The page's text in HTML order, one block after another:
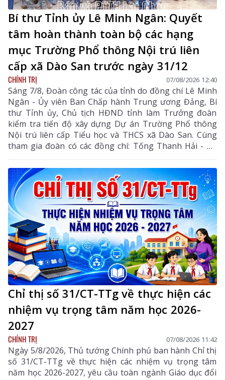
Bí thư Tỉnh ủy Lê Minh Ngân: Quyết
tâm hoàn thành toàn bộ các hạng
mục Trường Phổ thông Nội trú liên
cấp xã Dào San trước ngày 31/12
CHÍNH TRỊ 07/08/2026 12:40
Sáng 7/8, Đoàn công tác của tỉnh do đồng chí Lê Minh
Ngân - Ủy viên Ban Chấp hành Trung ương Đảng, Bí
thư Tỉnh ủy, Chủ tịch HĐND tỉnh làm Trưởng đoàn
kiểm tra tiến độ xây dựng Dự án Trường Phổ thông
Nội trú liên cấp Tiểu học và THCS xã Dào San. Cùng
tham gia đoàn có các đồng chí: Tống Thanh Hải - Uỷ
viên Ban Thường vụ Tỉnh ủy, Phó Chủ tịch Thường
trực UBND tỉnh; Lê Đức Dục - Ủy viên Ban Thường vụ,
Trưởng Ban Tuyên giáo và Dân vận Tỉnh ủy; lãnh đạo
một số sở, ngành liên quan và xã Dào San.
Chỉ thị số 31/CT-TTg về thực hiện các
nhiệm vụ trọng tâm năm học 2026-
2027
CHÍNH TRỊ 07/08/2026 11:42
Ngày 5/8/2026, Thủ tướng Chính phủ ban hành Chỉ thị
số 31/CT-TTg về thực hiện các nhiệm vụ trọng tâm
năm học 2026-2027, yêu cầu toàn ngành Giáo dục đổi